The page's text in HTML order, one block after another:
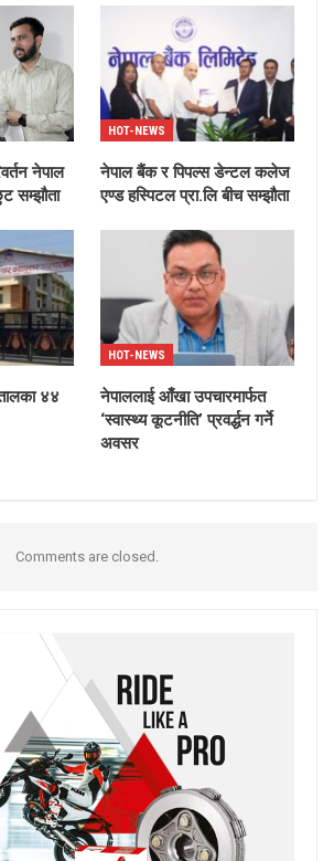
नेपाल
सम्झौता
HOT-NEWS
नेपाल बैंक र पिपल्स डेन्टल कलेज
एण्ड हस्पिटल प्रा.लि बीच सम्झौता
४४
HOT-NEWS
नेपाललाई आँखा उपचारमार्फत
‘स्वास्थ्य कूटनीति’ प्रवर्द्धन गर्ने
अवसर
Comments are closed.